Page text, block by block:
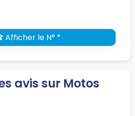
le N° *
avis sur Motos